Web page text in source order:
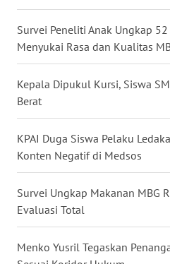
Survei Peneliti Anak Ungkap
Menyukai Rasa dan Kualitas
Kepala Dipukul Kursi, Siswa
Berat
KPAI Duga Siswa Pelaku
Konten Negatif di Medsos
Survei Ungkap Makanan MBG
Evaluasi Total
Menko Yusril Tegaskan
JOGJA
JATIM
WN
BALI
WN
KALBAR
WN
KALTENG